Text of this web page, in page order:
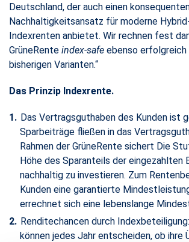
Deutschland, der auch einen
Nachhaltigkeitsansatz für moderne
Indexrenten anbietet. Wir rechnen fest
GrüneRente index-safe ebenso erfolgreich
bisherigen Varianten.“
Das Prinzip Indexrente.
Das Vertragsguthaben des Kunden ist
Sparbeiträge fließen in das
Rahmen der GrüneRente sichert Die
Höhe des Sparanteils der eingezahlten
nachhaltig zu investieren. Zum
Kunden eine garantierte
errechnet sich eine lebenslange
Renditechancen durch
können jedes Jahr entscheiden, ob ihre